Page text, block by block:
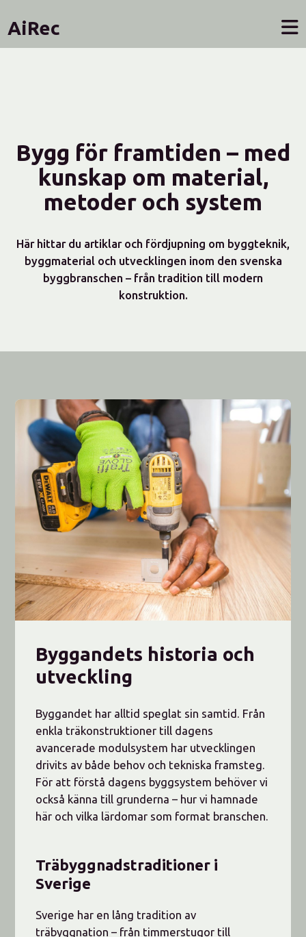
AiRec
Bygg för framtiden – med
kunskap om material,
metoder och system
Här hittar du artiklar och fördjupning om byggteknik,
byggmaterial och utvecklingen inom den svenska
byggbranschen – från tradition till modern
konstruktion.
Byggandets historia och
utveckling
Byggandet har alltid speglat sin samtid. Från
enkla träkonstruktioner till dagens
avancerade modulsystem har utvecklingen
drivits av både behov och tekniska framsteg.
För att förstå dagens byggsystem behöver vi
också känna till grunderna – hur vi hamnade
här och vilka lärdomar som format branschen.
Träbyggnadstraditioner i
Sverige
Sverige har en lång tradition av
träbyggnation – från timmerstugor till